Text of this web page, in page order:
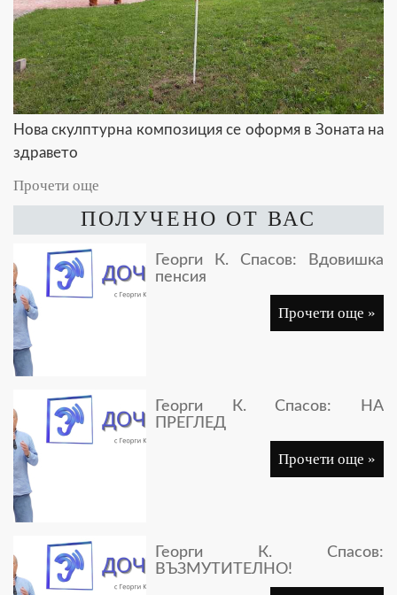
Нова скулптурна композиция се оформя в Зоната на
здравето
Прочети още
ПОЛУЧЕНО ОТ ВАС
Георги К. Спасов: Вдовишка
пенсия
Прочети още »
Георги К. Спасов: НА
ПРЕГЛЕД
Прочети още »
Георги К. Спасов:
ВЪЗМУТИТЕЛНО!